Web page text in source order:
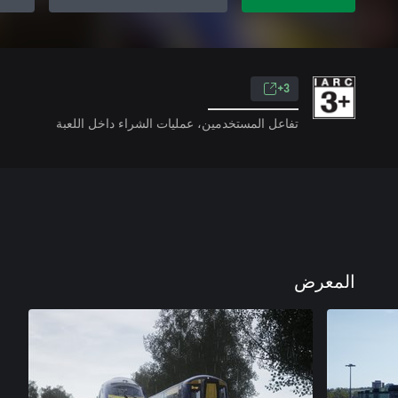
3+
تفاعل المستخدمين، عمليات الشراء داخل اللعبة
المعرض